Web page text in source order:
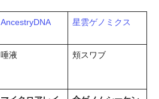
AncestryDNA 星雲ゲノミクス
唾液 頬スワブ